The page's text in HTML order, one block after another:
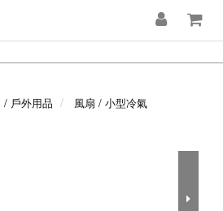
/ 戶外用品 風扇 / 小型冷氣